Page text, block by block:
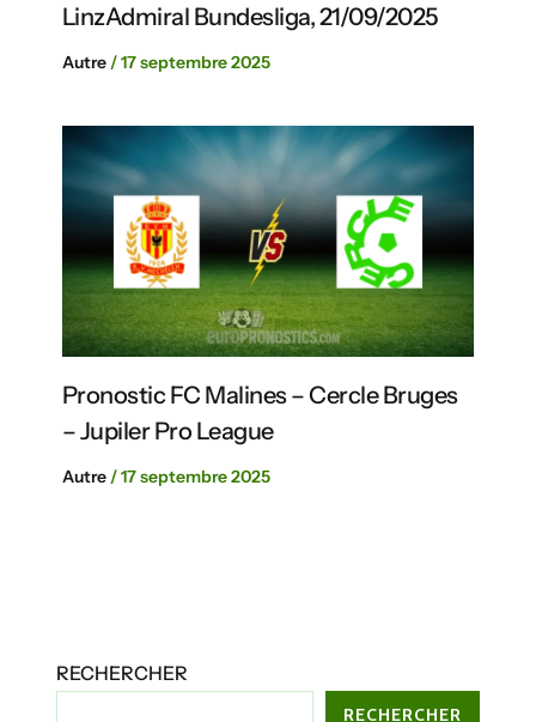
LinzAdmiral Bundesliga, 21/09/2025
Autre/17 septembre 2025
Pronostic FC Malines – Cercle Bruges
– Jupiler Pro League
Autre/17 septembre 2025
RECHERCHER
RECHERCHER